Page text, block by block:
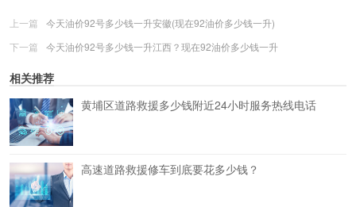
上一篇
今天油价92号多少钱一升安徽(现在92油价多少钱一升)
下一篇
今天油价92号多少钱一升江西？现在92油价多少钱一升
相关推荐
黄埔区道路救援多少钱附近24小时服务热线电话
高速道路救援修车到底要花多少钱？